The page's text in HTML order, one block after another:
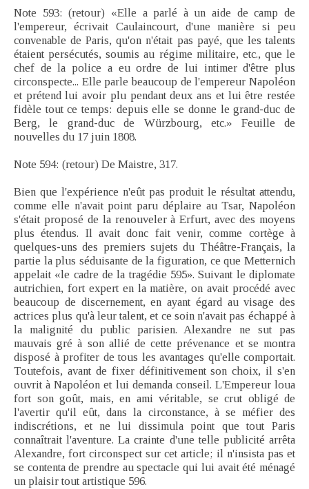
Note 593: (retour) «Elle a parlé à un aide de camp de
l'empereur, écrivait Caulaincourt, d'une manière si peu
convenable de Paris, qu'on n'était pas payé, que les talents
étaient persécutés, soumis au régime militaire, etc., que le
chef de la police a eu ordre de lui intimer d'être plus
circonspecte... Elle parle beaucoup de l'empereur Napoléon
et prétend lui avoir plu pendant deux ans et lui être restée
fidèle tout ce temps: depuis elle se donne le grand-duc de
Berg, le grand-duc de Würzbourg, etc.» Feuille de
nouvelles du 17 juin 1808.
Note 594: (retour) De Maistre, 317.
Bien que l'expérience n'eût pas produit le résultat attendu,
comme elle n'avait point paru déplaire au Tsar, Napoléon
s'était proposé de la renouveler à Erfurt, avec des moyens
plus étendus. Il avait donc fait venir, comme cortège à
quelques-uns des premiers sujets du Théâtre-Français, la
partie la plus séduisante de la figuration, ce que Metternich
appelait «le cadre de la tragédie 595». Suivant le diplomate
autrichien, fort expert en la matière, on avait procédé avec
beaucoup de discernement, en ayant égard au visage des
actrices plus qu'à leur talent, et ce soin n'avait pas échappé à
la malignité du public parisien. Alexandre ne sut pas
mauvais gré à son allié de cette prévenance et se montra
disposé à profiter de tous les avantages qu'elle comportait.
Toutefois, avant de fixer définitivement son choix, il s'en
ouvrit à Napoléon et lui demanda conseil. L'Empereur loua
fort son goût, mais, en ami véritable, se crut obligé de
l'avertir qu'il eût, dans la circonstance, à se méfier des
indiscrétions, et ne lui dissimula point que tout Paris
connaîtrait l'aventure. La crainte d'une telle publicité arrêta
Alexandre, fort circonspect sur cet article; il n'insista pas et
se contenta de prendre au spectacle qui lui avait été ménagé
un plaisir tout artistique 596.